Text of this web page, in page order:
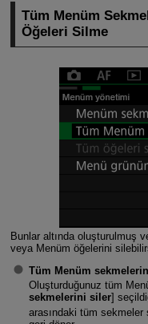
Tüm Menüm
Öğeleri Silme
Bunlar altında oluşturulmuş
veya Menüm öğelerini
Tüm Menüm
Oluşturduğunuz tüm
sekmelerini siler]
arasındaki tüm sekmeler